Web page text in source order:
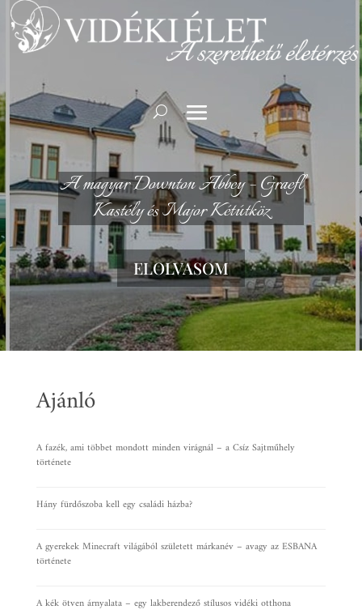
A magyar Downton Abbey – Graefl
Kastély és Major Kétútköz
ELOLVASOM
Ajánló
A fazék, ami többet mondott minden virágnál – a Csíz Sajtműhely
története
Hány fürdőszoba kell egy családi házba?
A gyerekek Minecraft világából született márkanév – avagy az ESBANA
története
A kék ötven árnyalata – egy lakberendező stílusos vidéki otthona